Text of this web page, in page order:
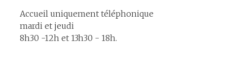
Accueil uniquement téléphonique
mardi et jeudi
8h30 -12h et 13h30 - 18h.